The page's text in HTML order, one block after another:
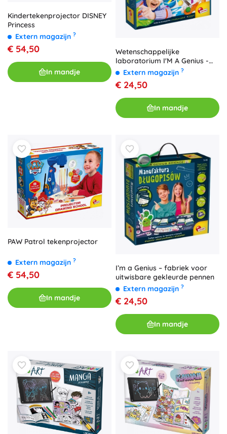
Kindertekenprojector DISNEY
Princess
Extern magazijn ?
€ 54,50
In mandje
Wetenschappelijke
laboratorium I'M A Genius -
Glut Factory
Extern magazijn ?
€ 24,50
In mandje
PAW Patrol tekenprojector
Extern magazijn ?
€ 54,50
In mandje
I’m a Genius – fabriek voor
uitwisbare gekleurde pennen
Extern magazijn ?
€ 24,50
In mandje